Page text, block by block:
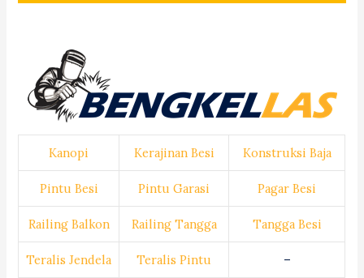
Kanopi Kerajinan Besi Konstruksi Baja
Pintu Besi Pintu Garasi Pagar Besi
Railing Balkon Railing Tangga Tangga Besi
Teralis Jendela Teralis Pintu –